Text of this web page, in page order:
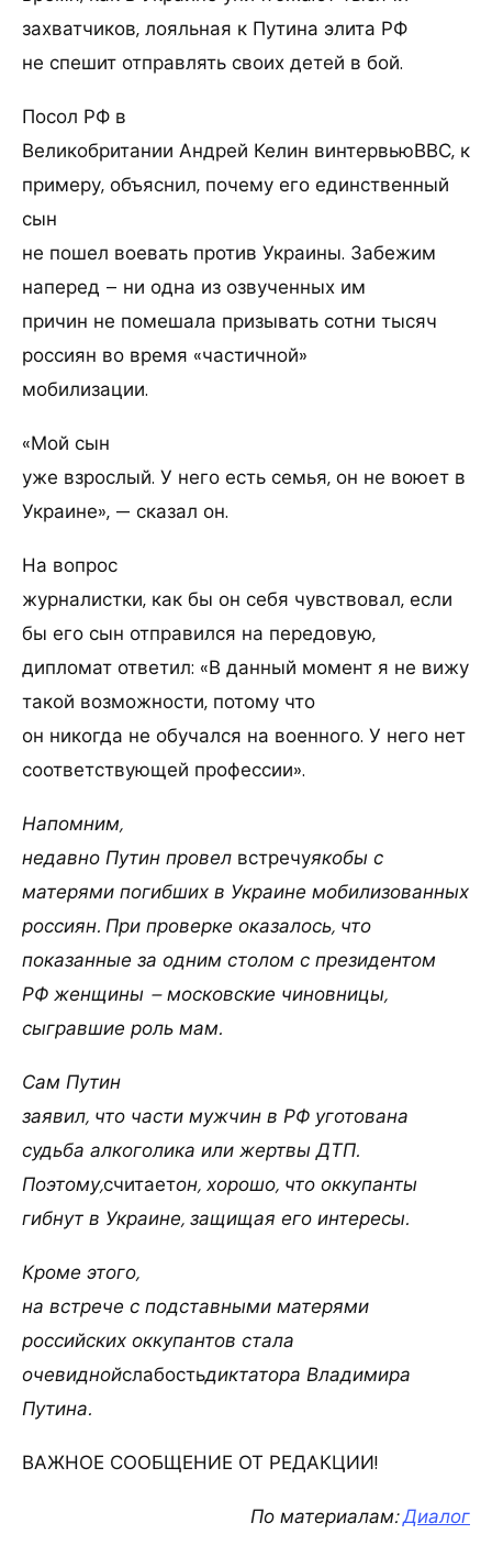
захватчиков, лояльная к Путина элита РФ
не спешит отправлять своих детей в бой.
Посол РФ в
Великобритании Андрей Келин винтервьюВВС, к
примеру, объяснил, почему его единственный
сын
не пошел воевать против Украины. Забежим
наперед – ни одна из озвученных им
причин не помешала призывать сотни тысяч
россиян во время «частичной»
мобилизации.
«Мой сын
уже взрослый. У него есть семья, он не воюет в
Украине», — сказал он.
На вопрос
журналистки, как бы он себя чувствовал, если
бы его сын отправился на передовую,
дипломат ответил: «В данный момент я не вижу
такой возможности, потому что
он никогда не обучался на военного. У него нет
соответствующей профессии».
Напомним,
недавно Путин провел встречуякобы с
матерями погибших в Украине мобилизованных
россиян. При проверке оказалось, что
показанные за одним столом с президентом
РФ женщины – московские чиновницы,
сыгравшие роль мам.
Сам Путин
заявил, что части мужчин в РФ уготована
судьба алкоголика или жертвы ДТП.
Поэтому,считаетон, хорошо, что оккупанты
гибнут в Украине, защищая его интересы.
Кроме этого,
на встрече с подставными матерями
российских оккупантов стала
очевиднойслабостьдиктатора Владимира
Путина.
ВАЖНОЕ СООБЩЕНИЕ ОТ РЕДАКЦИИ!
По материалам:Диалог